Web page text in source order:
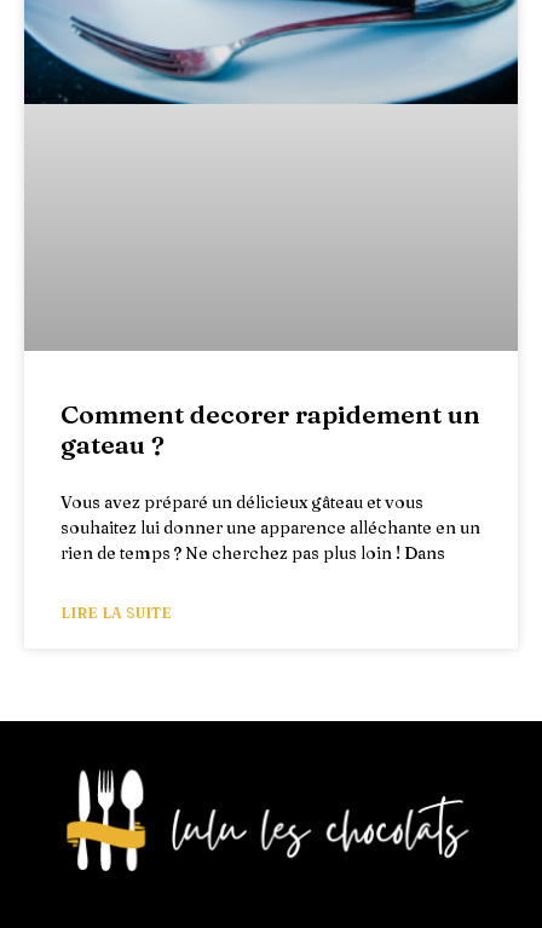
Comment decorer rapidement un
gateau ?
Vous avez préparé un délicieux gâteau et vous
souhaitez lui donner une apparence alléchante en un
rien de temps ? Ne cherchez pas plus loin ! Dans
LIRE LA SUITE